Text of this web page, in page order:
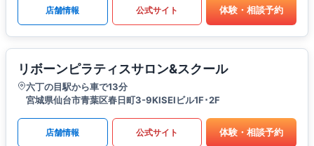
店舗情報 公式サイト 体験・相談予約
リボーンピラティスサロン&スクール
六丁の目駅から車で13分
宮城県仙台市青葉区春日町3-9KISEIビル1F･2F
店舗情報 公式サイト 体験・相談予約